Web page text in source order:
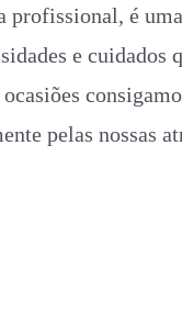
profissional, é
e cuidados
pelas nossas